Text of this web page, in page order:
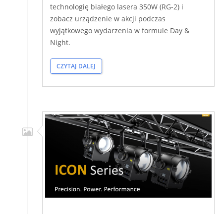
technologię białego lasera 350W (RG-2) i
zobacz urządzenie w akcji podczas
wyjątkowego wydarzenia w formule Day &
Night.
CZYTAJ DALEJ